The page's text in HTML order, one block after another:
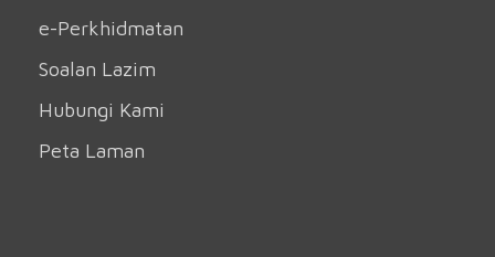
e-Perkhidmatan
Soalan Lazim
Hubungi Kami
Peta Laman